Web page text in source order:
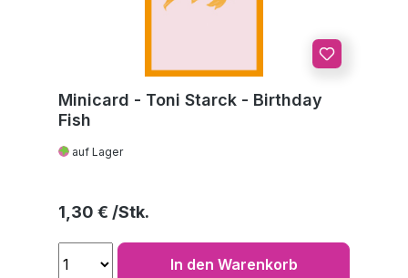
Minicard - Toni Starck - Birthday
Fish
auf Lager
Regulärer Preis:
1,30 €
In den Warenkorb